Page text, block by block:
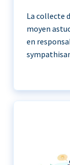
La collecte
moyen
en